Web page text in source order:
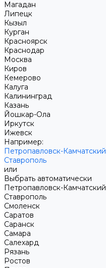
Магадан
Липецк
Кызыл
Курган
Красноярск
Краснодар
Москва
Киров
Кемерово
Калуга
Калининград
Казань
Йошкар-Ола
Иркутск
Ижевск
Например:
Петропавловск-Камчатский
Ставрополь
или
Выбрать автоматически
Петропавловск-Камчатский
Ставрополь
Смоленск
Саратов
Саранск
Самара
Салехард
Рязань
Ростов